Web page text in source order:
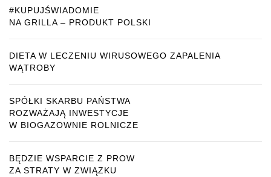
#KUPUJŚWIADOMIE
NA GRILLA – PRODUKT POLSKI
DIETA W LECZENIU WIRUSOWEGO ZAPALENIA
WĄTROBY
SPÓŁKI SKARBU PAŃSTWA
ROZWAŻAJĄ INWESTYCJE
W BIOGAZOWNIE ROLNICZE
BĘDZIE WSPARCIE Z PROW
ZA STRATY W ZWIĄZKU